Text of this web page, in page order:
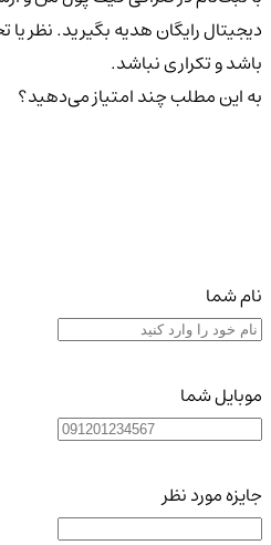
باشد و تکراری نباشد.
به این مطلب چند امتیاز می‌دهید؟
نام شما
موبایل شما
جایزه مورد نظر